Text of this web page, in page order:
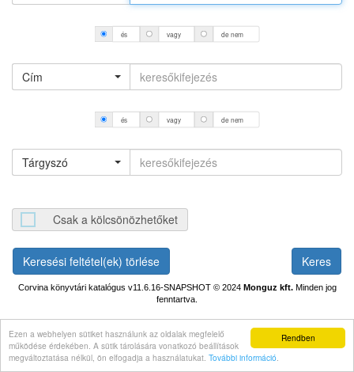
Rendben
Ezen a webhelyen sütiket használunk az oldalak megfelelő
működése érdekében. A sütik tárolására vonatkozó beállítások
megváltoztatása nélkül, ön elfogadja a használatukat. További információ.
és vagy de nem
Cím
és vagy de nem
Tárgyszó
Csak a kölcsönözhetőket
Keresési feltétel(ek) törlése
Corvina könyvtári katalógus v11.6.16-SNAPSHOT© 2024 Monguz kft.Minden jog
fenntartva.